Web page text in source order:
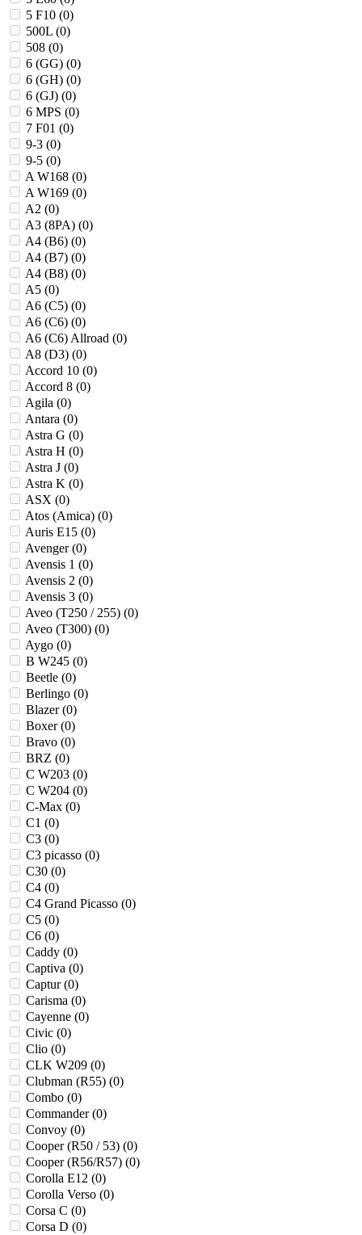
5 F10 (0)
500L (0)
508 (0)
6 (GG) (0)
6 (GH) (0)
6 (GJ) (0)
6 MPS (0)
7 F01 (0)
9-3 (0)
9-5 (0)
A W168 (0)
A W169 (0)
A2 (0)
A3 (8PA) (0)
A4 (B6) (0)
A4 (B7) (0)
A4 (B8) (0)
A5 (0)
A6 (C5) (0)
A6 (C6) (0)
A6 (C6) Allroad (0)
A8 (D3) (0)
Accord 10 (0)
Accord 8 (0)
Agila (0)
Antara (0)
Astra G (0)
Astra H (0)
Astra J (0)
Astra K (0)
ASX (0)
Atos (Amica) (0)
Auris E15 (0)
Avenger (0)
Avensis 1 (0)
Avensis 2 (0)
Avensis 3 (0)
Aveo (T250 / 255) (0)
Aveo (T300) (0)
Aygo (0)
B W245 (0)
Beetle (0)
Berlingo (0)
Blazer (0)
Boxer (0)
Bravo (0)
BRZ (0)
C W203 (0)
C W204 (0)
C-Max (0)
C1 (0)
C3 (0)
C3 picasso (0)
C30 (0)
C4 (0)
C4 Grand Picasso (0)
C5 (0)
C6 (0)
Caddy (0)
Captiva (0)
Captur (0)
Carisma (0)
Cayenne (0)
Civic (0)
Clio (0)
CLK W209 (0)
Clubman (R55) (0)
Combo (0)
Commander (0)
Convoy (0)
Cooper (R50 / 53) (0)
Cooper (R56/R57) (0)
Corolla E12 (0)
Corolla Verso (0)
Corsa C (0)
Corsa D (0)